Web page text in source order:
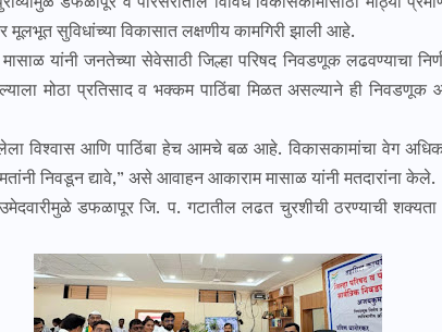
डफळापूर व परिसरातील विविध विकासकामांसाठी मोठ्या
मूलभूत सुविधांच्या विकासात लक्षणीय कामगिरी झाली आहे.
यांनी जनतेच्या सेवेसाठी जिल्हा परिषद निवडणूक लढवण्याचा
मोठा प्रतिसाद व भक्कम पाठिंबा मिळत असल्याने ही निवडणूक
विश्वास आणि पाठिंबा हेच आमचे बळ आहे. विकासकामांचा वेग अधिक
निवडून द्यावे,” असे आवाहन आकाराम मासाळ यांनी मतदारांना केले.
डफळापूर जि. प. गटातील लढत चुरशीची ठरण्याची